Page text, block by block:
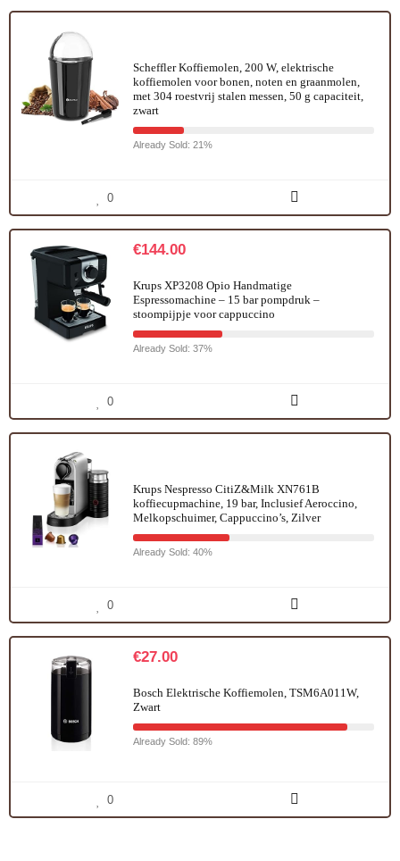
Scheffler Koffiemolen, 200 W, elektrische
koffiemolen voor bonen, noten en graanmolen,
met 304 roestvrij stalen messen, 50 g capaciteit,
zwart
Already Sold: 21%
0
€144.00
Krups XP3208 Opio Handmatige
Espressomachine – 15 bar pompdruk –
stoompijpje voor cappuccino
Already Sold: 37%
0
Krups Nespresso CitiZ&Milk XN761B
koffiecupmachine, 19 bar, Inclusief Aeroccino,
Melkopschuimer, Cappuccino’s, Zilver
Already Sold: 40%
0
€27.00
Bosch Elektrische Koffiemolen, TSM6A011W,
Zwart
Already Sold: 89%
0